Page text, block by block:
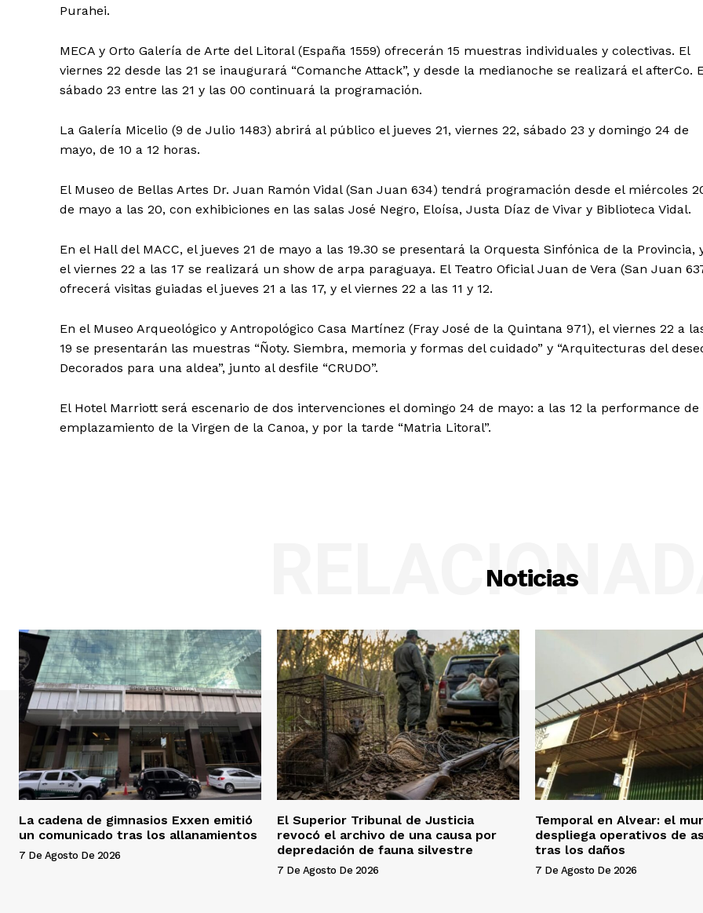
Purahei.
MECA y Orto Galería de Arte del Litoral (España 1559) ofrecerán 15 muestras individuales y colectivas. El
viernes 22 desde las 21 se inaugurará “Comanche Attack”, y desde la medianoche se realizará el afterCo.
sábado 23 entre las 21 y las 00 continuará la programación.
La Galería Micelio (9 de Julio 1483) abrirá al público el jueves 21, viernes 22, sábado 23 y domingo 24 de
mayo, de 10 a 12 horas.
El Museo de Bellas Artes Dr. Juan Ramón Vidal (San Juan 634) tendrá programación desde el miércoles
de mayo a las 20, con exhibiciones en las salas José Negro, Eloísa, Justa Díaz de Vivar y Biblioteca Vidal.
En el Hall del MACC, el jueves 21 de mayo a las 19.30 se presentará la Orquesta Sinfónica de la Provincia,
el viernes 22 a las 17 se realizará un show de arpa paraguaya. El Teatro Oficial Juan de Vera (San Juan
ofrecerá visitas guiadas el jueves 21 a las 17, y el viernes 22 a las 11 y 12.
En el Museo Arqueológico y Antropológico Casa Martínez (Fray José de la Quintana 971), el viernes 22 a
19 se presentarán las muestras “Ñoty. Siembra, memoria y formas del cuidado” y “Arquitecturas del
Decorados para una aldea”, junto al desfile “CRUDO”.
El Hotel Marriott será escenario de dos intervenciones el domingo 24 de mayo: a las 12 la performance de
emplazamiento de la Virgen de la Canoa, y por la tarde “Matria Litoral”.
Noticias
La cadena de gimnasios Exxen emitió
un comunicado tras los allanamientos
7 De Agosto De 2026
El Superior Tribunal de Justicia
revocó el archivo de una causa por
depredación de fauna silvestre
7 De Agosto De 2026
Temporal en Alvear: el
despliega operativos de
tras los daños
7 De Agosto De 2026